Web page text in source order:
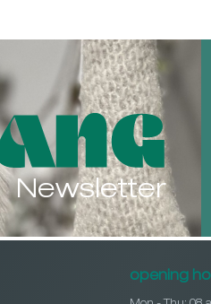
Newsletter
opening